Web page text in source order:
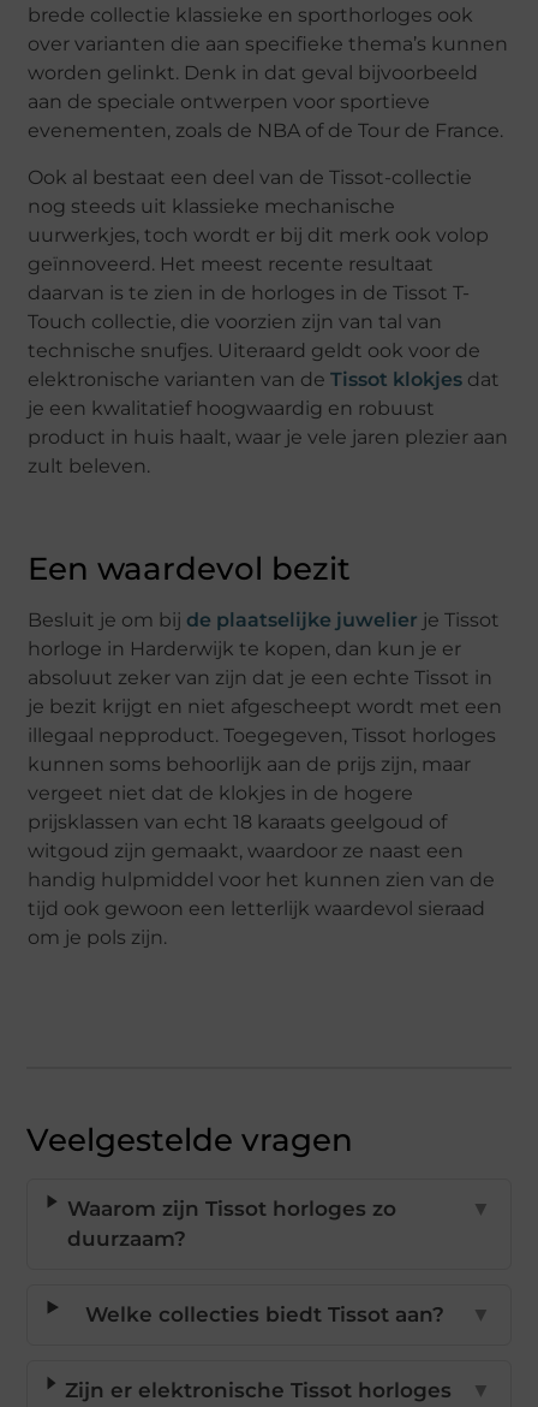
brede collectie klassieke en sporthorloges ook
over varianten die aan specifieke thema’s kunnen
worden gelinkt. Denk in dat geval bijvoorbeeld
aan de speciale ontwerpen voor sportieve
evenementen, zoals de NBA of de Tour de France.
Ook al bestaat een deel van de Tissot-collectie
nog steeds uit klassieke mechanische
uurwerkjes, toch wordt er bij dit merk ook volop
geïnnoveerd. Het meest recente resultaat
daarvan is te zien in de horloges in de Tissot T-
Touch collectie, die voorzien zijn van tal van
technische snufjes. Uiteraard geldt ook voor de
elektronische varianten van deTissot klokjes dat
je een kwalitatief hoogwaardig en robuust
product in huis haalt, waar je vele jaren plezier aan
zult beleven.
Een waardevol bezit
Besluit je om bij de plaatselijke juwelier je Tissot
horloge in Harderwijk te kopen, dan kun je er
absoluut zeker van zijn dat je een echte Tissot in
je bezit krijgt en niet afgescheept wordt met een
illegaal nepproduct. Toegegeven, Tissot horloges
kunnen soms behoorlijk aan de prijs zijn, maar
vergeet niet dat de klokjes in de hogere
prijsklassen van echt 18 karaats geelgoud of
witgoud zijn gemaakt, waardoor ze naast een
handig hulpmiddel voor het kunnen zien van de
tijd ook gewoon een letterlijk waardevol sieraad
om je pols zijn.
Veelgestelde vragen
Waarom zijn Tissot horloges zo
duurzaam?
▼
Welke collecties biedt Tissot aan? ▼
Zijn er elektronische Tissot horloges
▼